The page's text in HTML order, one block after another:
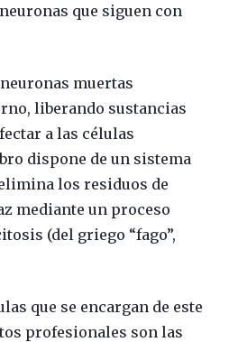
que siguen con
muertas
liberando sustancias
a las células
dispone de un sistema
los residuos de
mediante un proceso
(del griego “fago”,
que se encargan de este
profesionales son las